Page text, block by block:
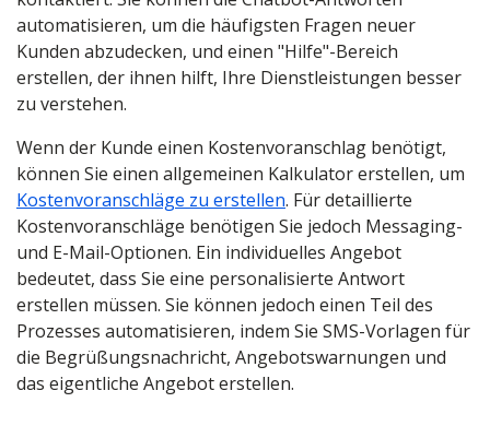
automatisieren, um die häufigsten Fragen neuer
Kunden abzudecken, und einen "Hilfe"-Bereich
erstellen, der ihnen hilft, Ihre Dienstleistungen besser
zu verstehen.
Wenn der Kunde einen Kostenvoranschlag benötigt,
können Sie einen allgemeinen Kalkulator erstellen, um
Kostenvoranschläge zu erstellen. Für detaillierte
Kostenvoranschläge benötigen Sie jedoch Messaging-
und E-Mail-Optionen. Ein individuelles Angebot
bedeutet, dass Sie eine personalisierte Antwort
erstellen müssen. Sie können jedoch einen Teil des
Prozesses automatisieren, indem Sie SMS-Vorlagen für
die Begrüßungsnachricht, Angebotswarnungen und
das eigentliche Angebot erstellen.